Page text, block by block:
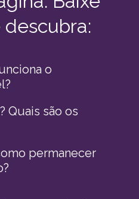
descubra:
o
Quais são os
permanecer